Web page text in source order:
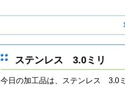
ステンレス 3.0ミリ
今日の加工品は、ステンレス 3.0